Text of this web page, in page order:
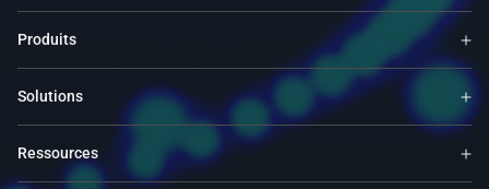
Produits
Solutions
Ressources